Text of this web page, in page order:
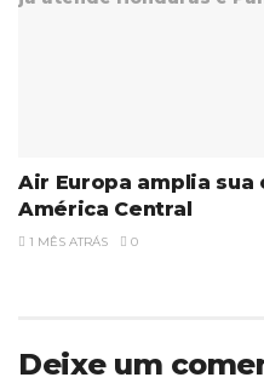
Air Europa amplia
América Central
1 MÊS ATRÁS 0
Deixe um